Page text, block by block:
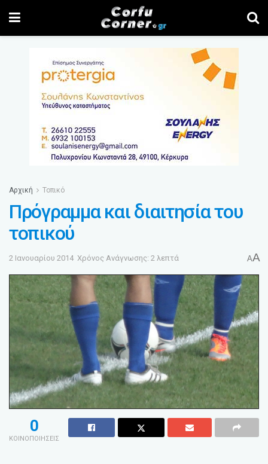
Αρχική Τοπικό
Πρόγραμμα και διαιτησία του
τοπικού
2 Ιανουαρίου 2014 Χρόνος Ανάγνωσης: 2 λεπτά AA
0
ΚΟΙΝΟΠΟΙΗΣΕΙΣ